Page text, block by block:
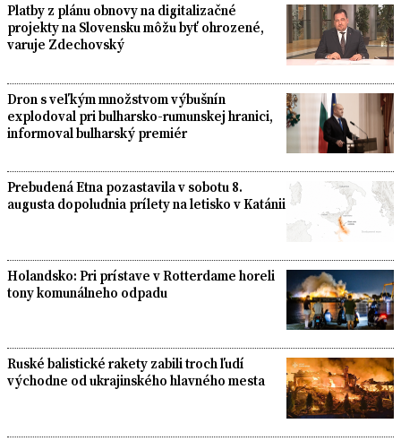
Platby z plánu obnovy na digitalizačné
projekty na Slovensku môžu byť ohrozené,
varuje Zdechovský
Dron s veľkým množstvom výbušnín
explodoval pri bulharsko-rumunskej hranici,
informoval bulharský premiér
Prebudená Etna pozastavila v sobotu 8.
augusta dopoludnia prílety na letisko v Katánii
Holandsko: Pri prístave v Rotterdame horeli
tony komunálneho odpadu
Ruské balistické rakety zabili troch ľudí
východne od ukrajinského hlavného mesta